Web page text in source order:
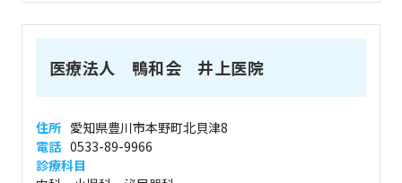
医療法人 鴨和会 井上医院
住所 愛知県豊川市本野町北貝津8
電話 0533-89-9966
診療科目